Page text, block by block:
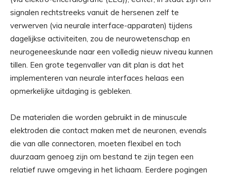
signalen rechtstreeks vanuit de hersenen zelf te
verwerven (via neurale interface-apparaten) tijdens
dagelijkse activiteiten, zou de neurowetenschap en
neurogeneeskunde naar een volledig nieuw niveau kunnen
tillen. Een grote tegenvaller van dit plan is dat het
implementeren van neurale interfaces helaas een
opmerkelijke uitdaging is gebleken.
De materialen die worden gebruikt in de minuscule
elektroden die contact maken met de neuronen, evenals
die van alle connectoren, moeten flexibel en toch
duurzaam genoeg zijn om bestand te zijn tegen een
relatief ruwe omgeving in het lichaam. Eerdere pogingen